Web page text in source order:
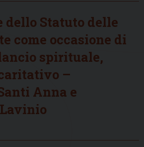
dello Statuto delle
come occasione di
spirituale,
–
Anna e